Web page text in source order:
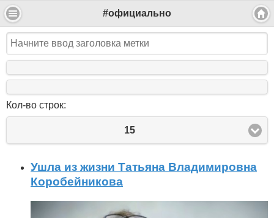
#официально
Кол-во строк:
15
Ушла из жизни Татьяна Владимировна
Коробейникова